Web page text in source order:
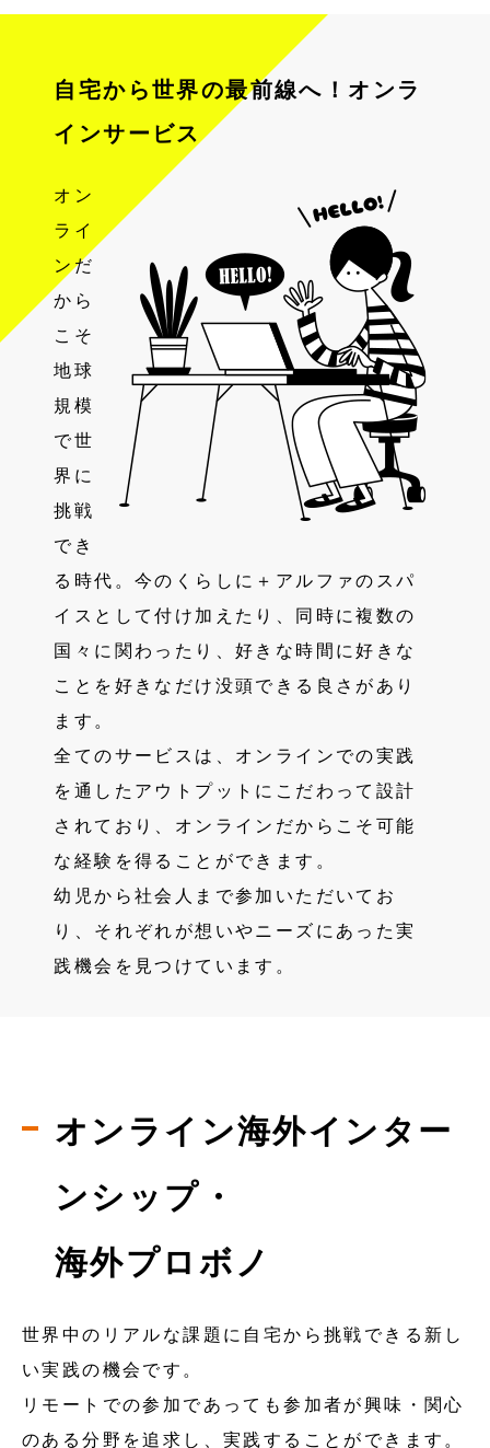
自宅から世界の最前線へ！オンラ
インサービス
オン
ライ
ンだ
から
こそ
地球
規模
で世
界に
挑戦
でき
る時代。今のくらしに＋アルファのスパ
イスとして付け加えたり、同時に複数の
国々に関わったり、好きな時間に好きな
ことを好きなだけ没頭できる良さがあり
ます。
全てのサービスは、オンラインでの実践
を通したアウトプットにこだわって設計
されており、オンラインだからこそ可能
な経験を得ることができます。
幼児から社会人まで参加いただいてお
り、それぞれが想いやニーズにあった実
践機会を見つけています。
オンライン海外インター
ンシップ・
海外プロボノ
世界中のリアルな課題に自宅から挑戦できる新し
い実践の機会です。
リモートでの参加であっても参加者が興味・関心
のある分野を追求し、実践することができます。